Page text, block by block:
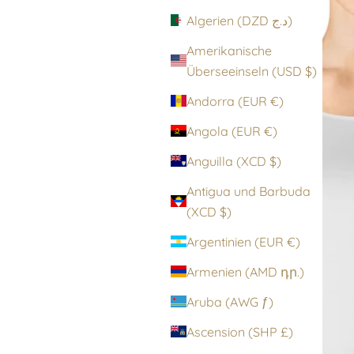
Algerien (DZD د.ج)
Amerikanische
Überseeinseln (USD $)
Andorra (EUR €)
Angola (EUR €)
Anguilla (XCD $)
Antigua und Barbuda
(XCD $)
Argentinien (EUR €)
Armenien (AMD դր.)
Aruba (AWG ƒ)
Ascension (SHP £)